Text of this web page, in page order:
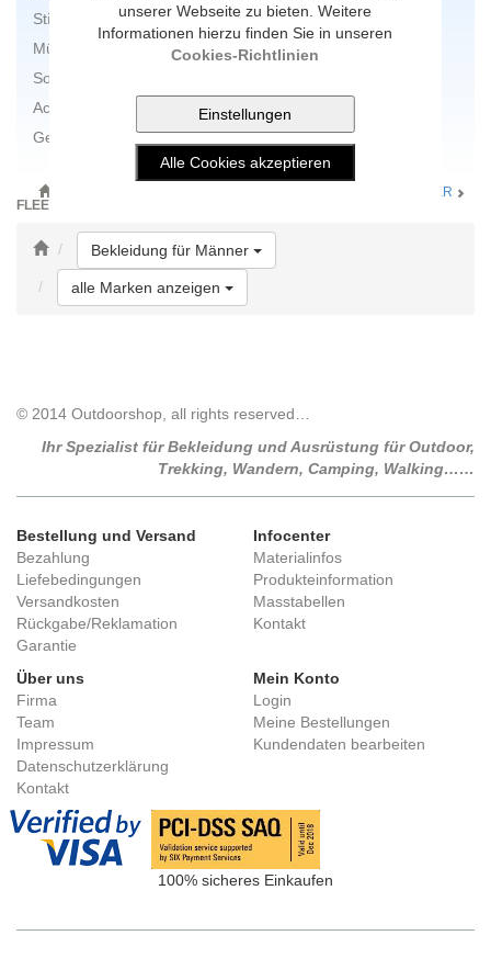
unserer Webseite zu bieten. Weitere
Informationen hierzu finden Sie in unseren
Cookies-Richtlinien
Stirnbänder
Mützen
Socken
Accessoires
Geschenkgutscheine
BEKLEIDUNG FÜR MÄNNER
FLEECEJACKEN
Bekleidung für Männer Toggle Dropdown
alle Marken anzeigen Toggle Dropdown
© 2014 Outdoorshop, all rights reserved…
Ihr Spezialist für Bekleidung und Ausrüstung für Outdoor,
Trekking, Wandern, Camping, Walking……
Bestellung und Versand
Bezahlung
Liefebedingungen
Versandkosten
Rückgabe/Reklamation
Garantie
Infocenter
Materialinfos
Produkteinformation
Masstabellen
Kontakt
Über uns
Firma
Team
Impressum
Datenschutzerklärung
Kontakt
Mein Konto
Login
Meine Bestellungen
Kundendaten bearbeiten
100% sicheres Einkaufen